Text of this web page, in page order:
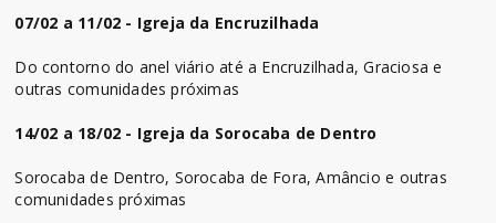
07/02 a 11/02 - Igreja da Encruzilhada
Do contorno do anel viário até a Encruzilhada, Graciosa e
outras comunidades próximas
14/02 a 18/02 - Igreja da Sorocaba de Dentro
Sorocaba de Dentro, Sorocaba de Fora, Amâncio e outras
comunidades próximas